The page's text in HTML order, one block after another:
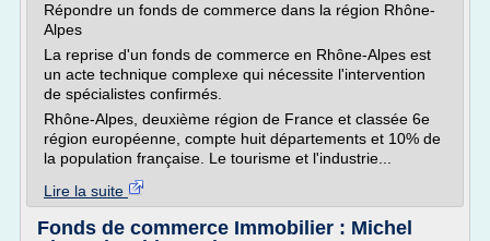
Répondre un fonds de commerce dans la région Rhône-
Alpes
La reprise d'un fonds de commerce en Rhône-Alpes est
un acte technique complexe qui nécessite l'intervention
de spécialistes confirmés.
Rhône-Alpes, deuxième région de France et classée 6e
région européenne, compte huit départements et 10% de
la population française. Le tourisme et l'industrie...
Lire la suite
Fonds de commerce Immobilier : Michel